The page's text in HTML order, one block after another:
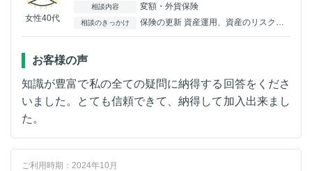
女性40代
相談内容 変額・外貨保険
相談のきっかけ 保険の更新 資産運用、資産のリスク分散。
お客様の声
知識が豊富で私の全ての疑問に納得する回答をくださ
いました。とても信頼できて、納得して加入出来まし
た。
ご利用時期：2024年10月